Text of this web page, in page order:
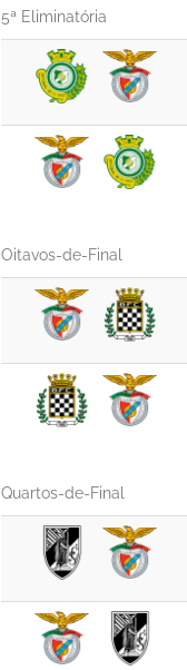
5ª Eliminatória
Oitavos-de-Final
Quartos-de-Final